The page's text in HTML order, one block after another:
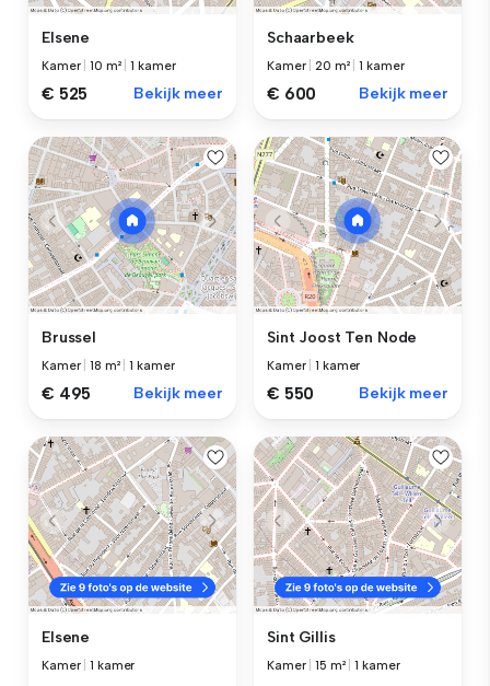
Elsene
Kamer |10 m² |1 kamer
€ 525 Bekijk meer
Schaarbeek
Kamer |20 m² |1 kamer
€ 600 Bekijk meer
Brussel
Kamer |18 m² |1 kamer
€ 495 Bekijk meer
Sint Joost Ten Node
Kamer |1 kamer
€ 550 Bekijk meer
Elsene
Kamer |1 kamer
Sint Gillis
Kamer |15 m² |1 kamer